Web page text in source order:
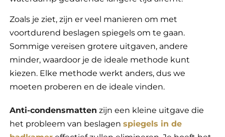
Zoals je ziet, zijn er veel manieren om met
voortdurend beslagen spiegels om te gaan.
Sommige vereisen grotere uitgaven, andere
minder, waardoor je de ideale methode kunt
kiezen. Elke methode werkt anders, dus we
moeten proberen en de ideale vinden.
Anti-condensmatten zijn een kleine uitgave die
het probleem van beslagenspiegels in de